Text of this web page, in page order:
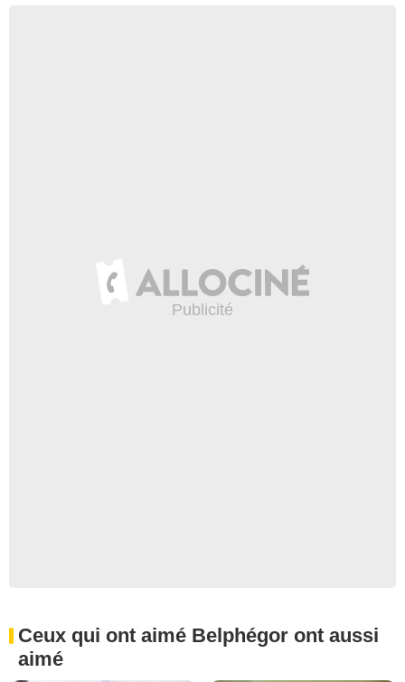
Ceux qui ont aimé Belphégor ont aussi
aimé